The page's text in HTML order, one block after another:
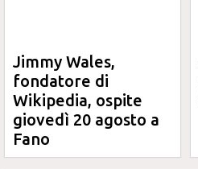
Jimmy Wales,
fondatore di
Wikipedia, ospite
giovedì 20 agosto a
Fano